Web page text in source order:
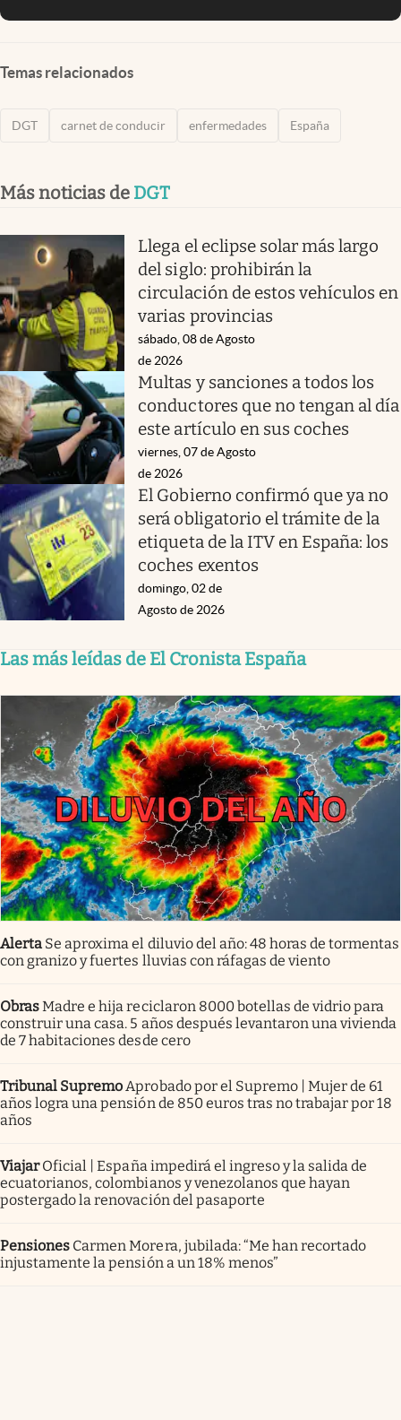
Temas relacionados
DGT carnet de conducir enfermedades España
Más noticias de DGT
Llega el eclipse solar más largo
del siglo: prohibirán la
circulación de estos vehículos en
varias provincias
sábado, 08 de Agosto
de 2026
Multas y sanciones a todos los
conductores que no tengan al día
este artículo en sus coches
viernes, 07 de Agosto
de 2026
El Gobierno confirmó que ya no
será obligatorio el trámite de la
etiqueta de la ITV en España: los
coches exentos
domingo, 02 de
Agosto de 2026
Las más leídas de El Cronista España
Alerta Se aproxima el diluvio del año: 48 horas de tormentas
con granizo y fuertes lluvias con ráfagas de viento
ObrasMadre e hija reciclaron 8000 botellas de vidrio para
construir una casa. 5 años después levantaron una vivienda
de 7 habitaciones desde cero
Tribunal Supremo Aprobado por el Supremo | Mujer de 61
años logra una pensión de 850 euros tras no trabajar por 18
años
Viajar Oficial | España impedirá el ingreso y la salida de
ecuatorianos, colombianos y venezolanos que hayan
postergado la renovación del pasaporte
Pensiones Carmen Morera, jubilada: “Me han recortado
injustamente la pensión a un 18% menos”